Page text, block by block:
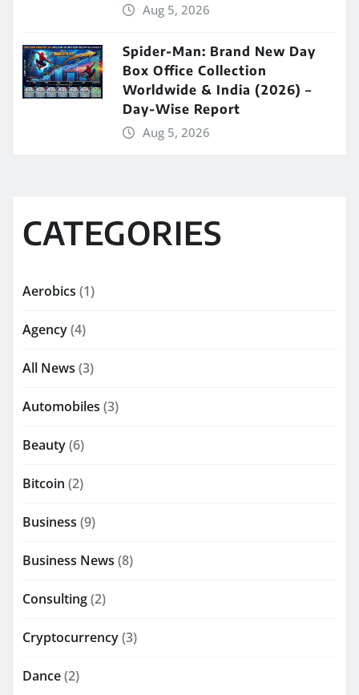
Aug 5, 2026
Spider-Man: Brand New Day
Box Office Collection
Worldwide & India (2026) –
Day-Wise Report
Aug 5, 2026
CATEGORIES
Aerobics (1)
Agency(4)
All News (3)
Automobiles (3)
Beauty(6)
Bitcoin (2)
Business (9)
Business News (8)
Consulting(2)
Cryptocurrency(3)
Dance(2)